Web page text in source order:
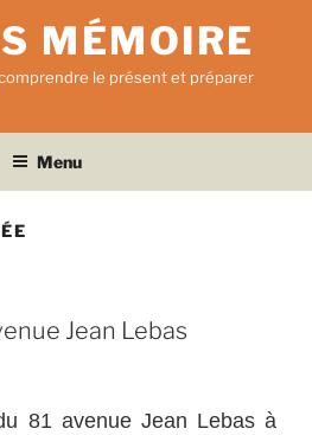
MÉMOIRE
le présent et préparer
Menu
Jean Lebas
81 avenue Jean Lebas à